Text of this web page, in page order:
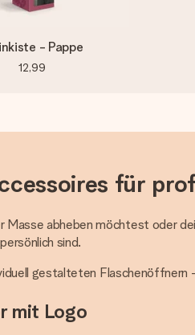
- Pappe
12,99
für
Masse abheben möchtest oder
sind.
gestalteten
mit Logo